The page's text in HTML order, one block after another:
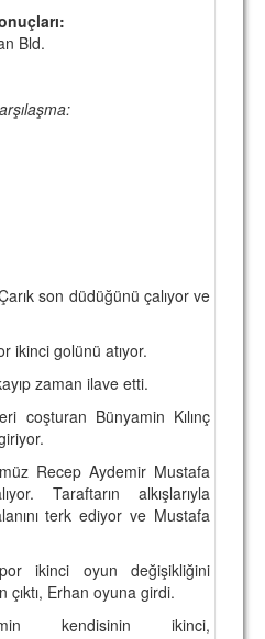
Bld.
son düdüğünü çalıyor ve
ikinci golünü atıyor.
zaman ilave etti.
coşturan Bünyamin Kılınç
Recep Aydemir Mustafa
Taraftarın alkışlarıyla
terk ediyor ve Mustafa
ikinci oyun değişikliğini
çıktı, Erhan oyuna girdi.
kendisinin ikinci,